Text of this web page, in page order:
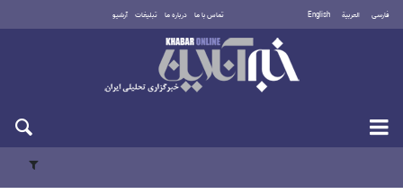
فارسی العربية English تماس با ما درباره ما تبلیغات آرشیو
جمعه ۱۶ مرداد ۱۴۰۵